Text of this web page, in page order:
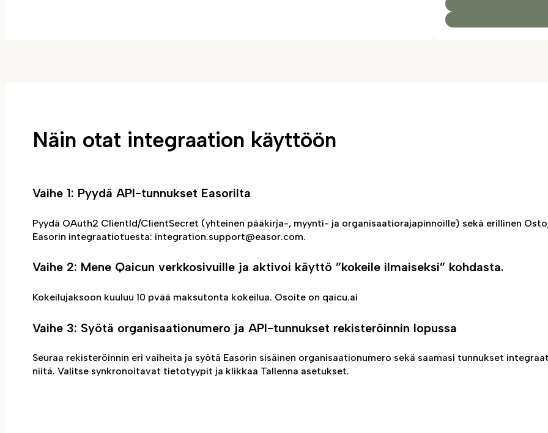
Näin otat integraation käyttöön
Vaihe 1: Pyydä API-tunnukset Easorilta
Pyydä OAuth2 ClientId/ClientSecret (yhteinen pääkirja-, myynti- ja organisaatiorajapinnoille) sekä erillinen
Easorin integraatiotuesta: integration.support@easor.com.
Vaihe 2: Mene Qaicun verkkosivuille ja aktivoi käyttö ”kokeile ilmaiseksi” kohdasta.
Kokeilujaksoon kuuluu 10 pvää maksutonta kokeilua. Osoite on qaicu.ai
Vaihe 3: Syötä organisaationumero ja API-tunnukset rekisteröinnin lopussa
Seuraa rekisteröinnin eri vaiheita ja syötä Easorin sisäinen organisaationumero sekä saamasi tunnukset
niitä. Valitse synkronoitavat tietotyypit ja klikkaa Tallenna asetukset.